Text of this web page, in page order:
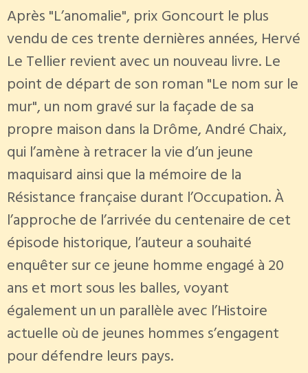
Après "L’anomalie", prix Goncourt le plus
vendu de ces trente dernières années, Hervé
Le Tellier revient avec un nouveau livre. Le
point de départ de son roman "Le nom sur le
mur", un nom gravé sur la façade de sa
propre maison dans la Drôme, André Chaix,
qui l’amène à retracer la vie d’un jeune
maquisard ainsi que la mémoire de la
Résistance française durant l’Occupation. À
l’approche de l’arrivée du centenaire de cet
épisode historique, l’auteur a souhaité
enquêter sur ce jeune homme engagé à 20
ans et mort sous les balles, voyant
également un un parallèle avec l’Histoire
actuelle où de jeunes hommes s’engagent
pour défendre leurs pays.